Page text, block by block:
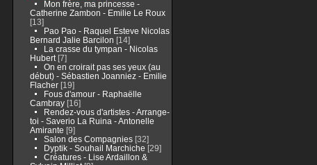
Mon frère, ma princesse -
Catherine Zambon - Emilie Le Roux
[13]
Pao Pao - Raquel Esteve Nicolas
Bernard Jalie Barcilon [14]
La crasse du tympan - Nicolas
Hubert[7]
On en croirait pas ses yeux (au
début) - Sébastien Joanniez - Emilie
Flacher[19]
Fous d'amour - Raphaëlle
Cambray[16]
Rendez-vous d'artistes - Arrange-
toi - Saverio La Ruina - Antonelle
Amirante [9]
Salon des Compagnies[32]
Dyptik - Souhail Marchiche [29]
Créatures - Lise Ardaillon &